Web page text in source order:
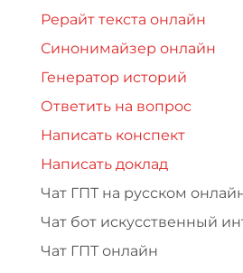
Рерайт текста онлайн
Синонимайзер онлайн
Генератор историй
Ответить на вопрос
Написать конспект
Написать доклад
Чат ГПТ на русском
Чат бот искусственный
Чат ГПТ онлайн